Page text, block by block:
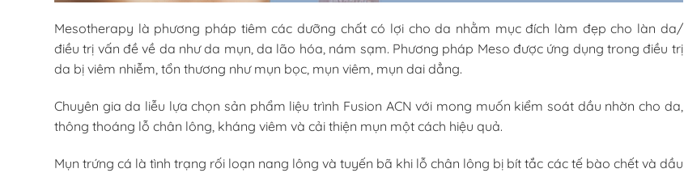
Mesotherapy là phương pháp tiêm các dưỡng chất có lợi cho da nhằm mục đích làm đẹp cho làn da/
điều trị vấn đề về da như da mụn, da lão hóa, nám sạm. Phương pháp Meso được ứng dụng trong điều trị
da bị viêm nhiễm, tổn thương như mụn bọc, mụn viêm, mụn dai dẳng.
Chuyên gia da liễu lựa chọn sản phẩm liệu trình Fusion ACN với mong muốn kiểm soát dầu nhờn cho da,
thông thoáng lỗ chân lông, kháng viêm và cải thiện mụn một cách hiệu quả.
Mụn trứng cá là tình trạng rối loạn nang lông và tuyến bã khi lỗ chân lông bị bít tắc các tế bào chết và dầu